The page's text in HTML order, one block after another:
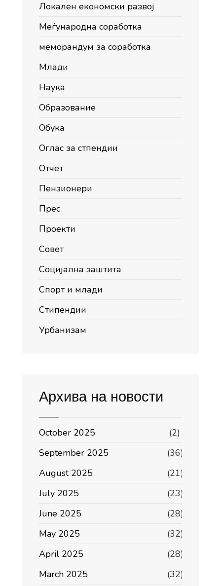
Локален економски развој
Меѓународна соработка
меморандум за соработка
Млади
Наука
Образование
Обука
Оглас за стпендии
Отчет
Пензионери
Прес
Проекти
Совет
Социјална заштита
Спорт и млади
Стипендии
Урбанизам
Архива на новости
October 2025
(2)
September 2025
(36)
August 2025
(21)
July 2025
(23)
June 2025
(28)
May 2025
(32)
April 2025
(28)
March 2025
(32)